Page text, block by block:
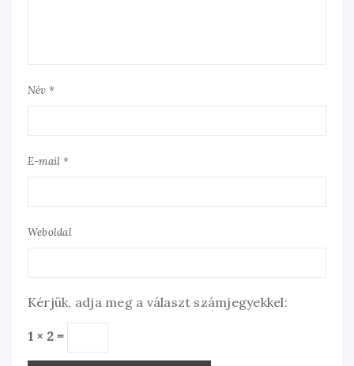
Név *
E-mail *
Weboldal
Kérjük, adja meg a választ számjegyekkel:
1 × 2 =